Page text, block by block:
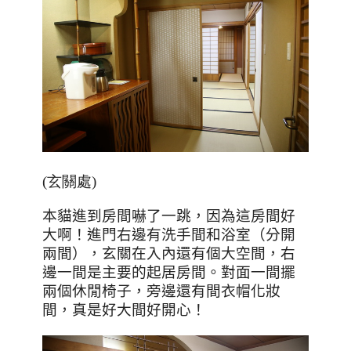
(玄關處)
本貓進到房間嚇了一跳，因為這房間好
大啊！進門右邊有洗手間和浴室（分開
兩間），玄關在入內還有個大空間，右
邊一間是主要的起居房間。對面一間擺
兩個休閒椅子，旁邊還有間衣帽化妝
間，真是好大間好開心！